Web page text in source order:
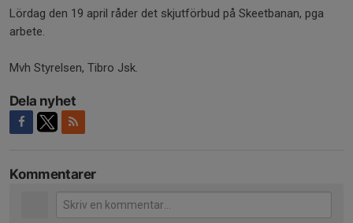
Lördag den 19 april råder det skjutförbud på Skeetbanan, pga
arbete.
Mvh Styrelsen, Tibro Jsk.
Dela nyhet
Kommentarer